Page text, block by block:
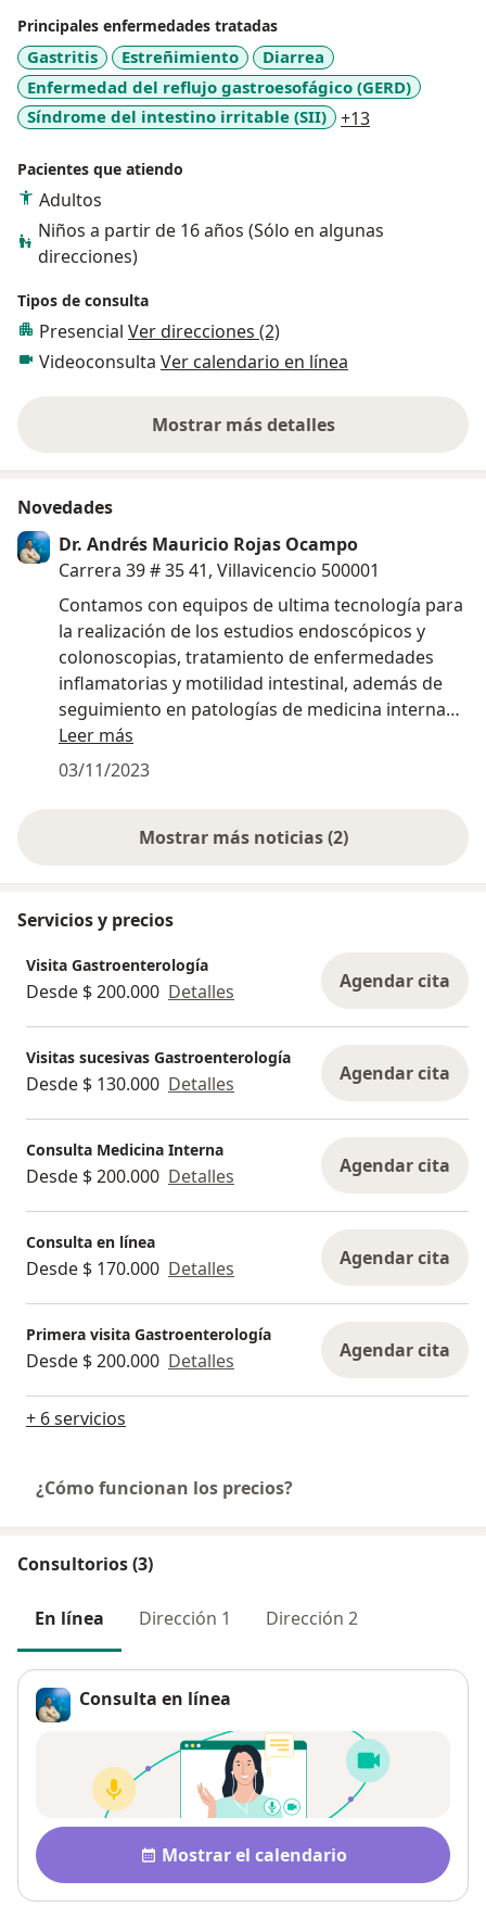
Principales enfermedades tratadas
Gastritis Estreñimiento
Diarrea
Enfermedad del reflujo gastroesofágico (GERD)
Síndrome del intestino irritable (SII)
+13
Pacientes que atiendo
Adultos
Niños a partir de 16 años (Sólo en algunas
direcciones)
Tipos de consulta
Presencial Ver direcciones (2)
Videoconsulta Ver calendario en línea
Mostrar más detalles
sobre la experiencia
Novedades
Dr. Andrés Mauricio Rojas Ocampo
Carrera 39 # 35 41, Villavicencio 500001
Contamos con equipos de ultima tecnología para
la realización de los estudios endoscópicos y
colonoscopias, tratamiento de enfermedades
inflamatorias y motilidad intestinal, además de
seguimiento en patologías de medicina interna
como LES, artritis, insuficiencia cardiaca,
obesidad, hipertensión arterial y diabetes
Leer más
03/11/2023
Mostrar más noticias (2)
Servicios y precios
Visita Gastroenterología
Desde $ 200.000 Detalles Agendar cita
Visitas sucesivas Gastroenterología
Desde $ 130.000 Detalles Agendar cita
Consulta Medicina Interna
Desde $ 200.000 Detalles Agendar cita
Consulta en línea
Desde $ 170.000 Detalles Agendar cita
Primera visita Gastroenterología
Desde $ 200.000 Detalles Agendar cita
+ 6 servicios
¿Cómo funcionan los precios?
Consultorios (3)
En línea Dirección 1 Dirección 2
Consulta en línea
Disponibilidad
Mostrar el calendario